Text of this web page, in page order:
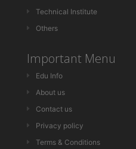
Technical Institute
Others
Important Menu
Edu Info
About us
Contact us
Privacy policy
Terms & Conditions